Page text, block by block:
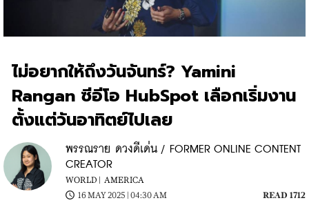
ไม่อยากให้ถึงวันจันทร์? Yamini
Rangan ซีอีโอ HubSpot เลือกเริ่มงาน
ตั้งแต่วันอาทิตย์ไปเลย
พรรณราย ดวงดีเด่น / FORMER ONLINE CONTENT
CREATOR
WORLD | AMERICA
16 MAY 2025 | 04:30 AM
READ 1712